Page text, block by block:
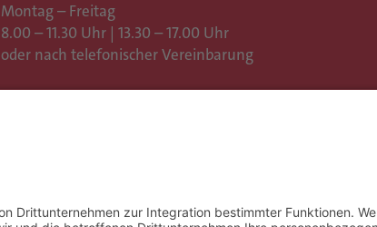
Montag – Freitag
8.00 – 11.30 Uhr | 13.30 – 17.00 Uhr
oder nach telefonischer Vereinbarung